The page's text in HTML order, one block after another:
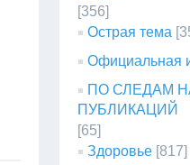
[356]
Острая тема
Официальная
ПО СЛЕДАМ
ПУБЛИКАЦИЙ
[65]
Здоровье [817]